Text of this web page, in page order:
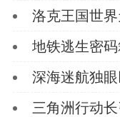
洛克王国世
地铁逃生密
深海迷航独
三角洲行动